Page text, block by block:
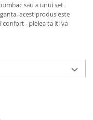
sau a unui set
acest produs este
confort - pielea ta iti va